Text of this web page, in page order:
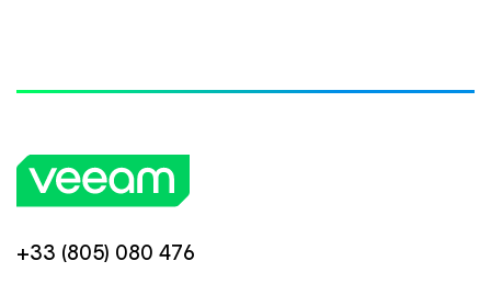
+33 (805) 080 476